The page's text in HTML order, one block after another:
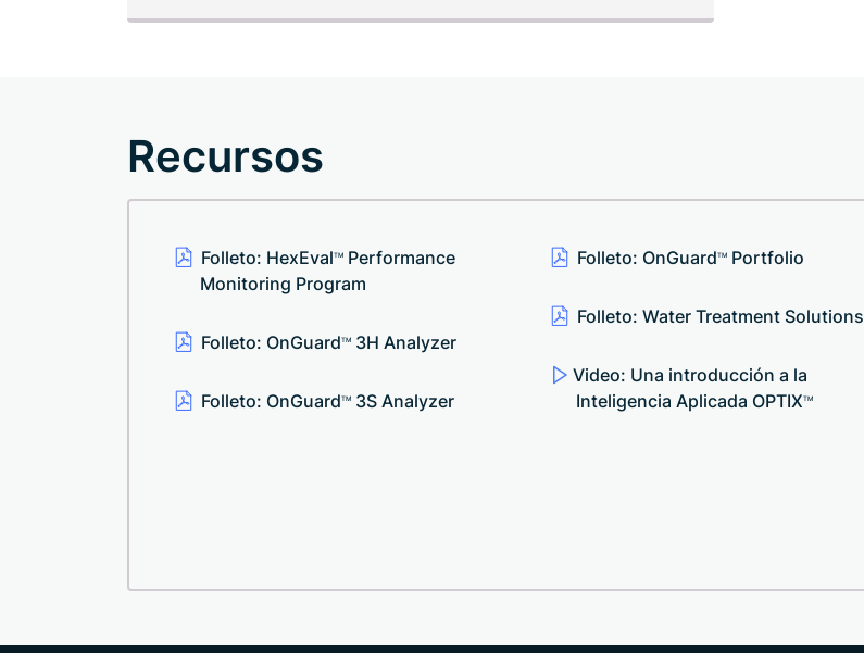
Recursos
Folleto: HexEvalTM
Performance
Monitoring Program
Folleto: OnGuardTM 3H Analyzer
Folleto: OnGuardTM 3S Analyzer
Folleto: OnGuardTM Portfolio
Folleto: Water Treatment Solutions
Video: Una introducción a la
Inteligencia Aplicada OPTIXTM